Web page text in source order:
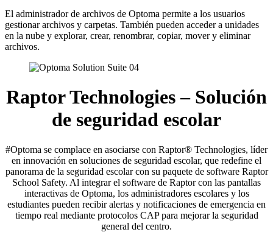
El administrador de archivos de Optoma permite a los usuarios
gestionar archivos y carpetas. También pueden acceder a unidades
en la nube y explorar, crear, renombrar, copiar, mover y eliminar
archivos.
Raptor Technologies – Solución
de seguridad escolar
#Optoma se complace en asociarse con Raptor® Technologies, líder
en innovación en soluciones de seguridad escolar, que redefine el
panorama de la seguridad escolar con su paquete de software Raptor
School Safety. Al integrar el software de Raptor con las pantallas
interactivas de Optoma, los administradores escolares y los
estudiantes pueden recibir alertas y notificaciones de emergencia en
tiempo real mediante protocolos CAP para mejorar la seguridad
general del centro.